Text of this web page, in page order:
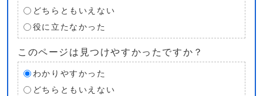
どちらともいえない
役に立たなかった
このページは見つけやすかったですか？
わかりやすかった
どちらともいえない